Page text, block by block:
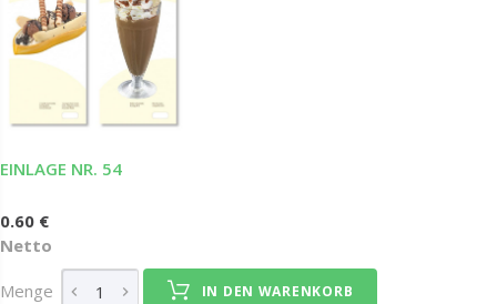
EINLAGE NR. 54
0.60 €
Netto
Menge IN DEN WARENKORB